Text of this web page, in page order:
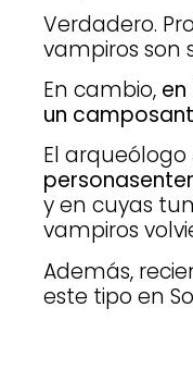
Verdadero.
vampiros son
En cambio,
un
El arqueólogo
y en cuyas
vampiros
Además,
este tipo en